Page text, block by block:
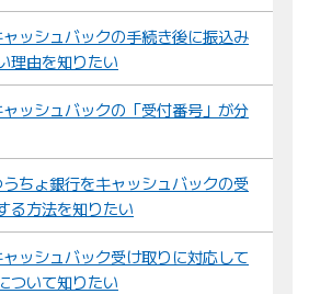
ッシュバックの手続き後に振込み
理由を知りたい
ッシュバックの「受付番号」が分
ちょ銀行をキャッシュバックの受
る方法を知りたい
ッシュバック受け取りに対応して
ついて知りたい